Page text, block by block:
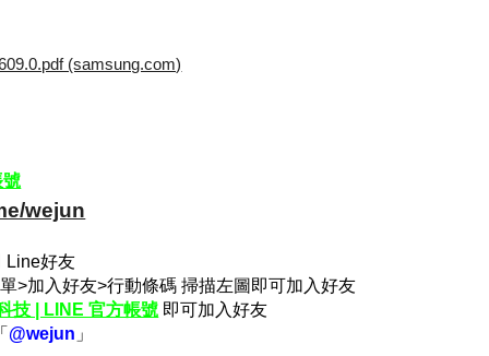
(samsung.com)
號
wejun
Line好友
>加入好友>行動條碼 掃描左圖即可加入好友
技 | LINE 官方帳號 即可加入好友
@wejun 」